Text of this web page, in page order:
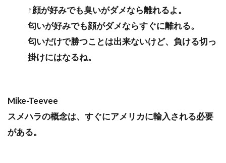
↑顔が好みでも臭いがダメなら離れるよ。
匂いが好みでも顔がダメならすぐに離れる。
匂いだけで勝つことは出来ないけど、負ける切っ
掛けにはなるね。
Mike-Teevee
スメハラの概念は、すぐにアメリカに輸入される必要
がある。